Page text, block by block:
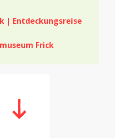
| Entdeckungsreise
Frick